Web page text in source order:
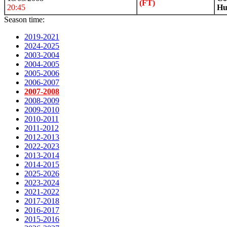
20:45
(FT)
Season time:
2019-2021
2024-2025
2003-2004
2004-2005
2005-2006
2006-2007
2007-2008
2008-2009
2009-2010
2010-2011
2011-2012
2012-2013
2022-2023
2013-2014
2014-2015
2025-2026
2023-2024
2021-2022
2017-2018
2016-2017
2015-2016